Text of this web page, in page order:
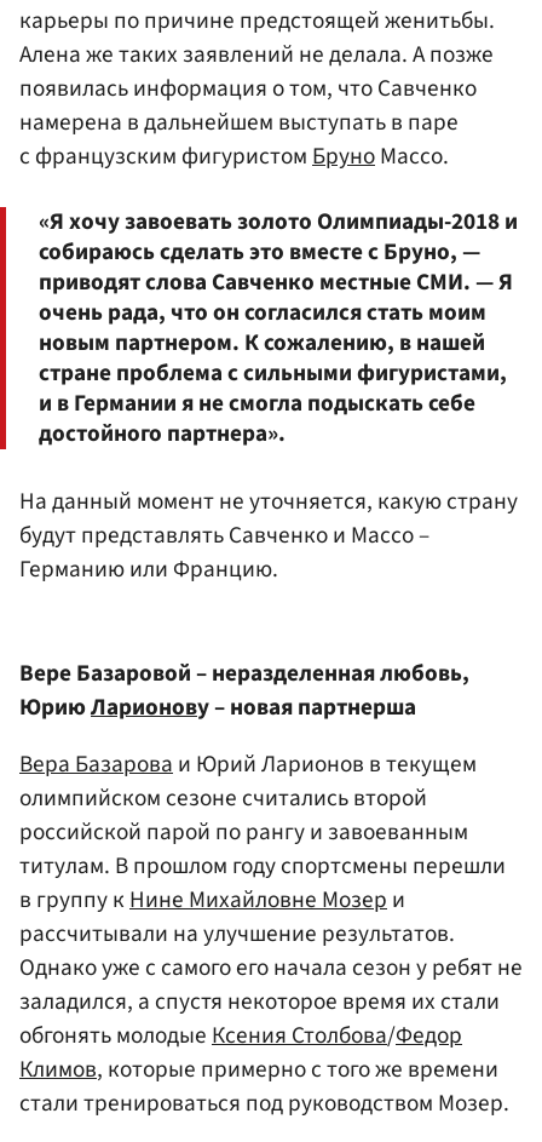
карьеры по причине предстоящей женитьбы.
Алена же таких заявлений не делала. А позже
появилась информация о том, что Савченко
намерена в дальнейшем выступать в паре
с французским фигуристомБруноМассо.
«Я хочу завоевать золото Олимпиады-2018 и
собираюсь сделать это вместе с Бруно, —
приводят слова Савченко местные СМИ. — Я
очень рада, что он согласился стать моим
новым партнером. К сожалению, в нашей
стране проблема с сильными фигуристами,
и в Германии я не смогла подыскать себе
достойного партнера».
На данный момент не уточняется, какую страну
будут представлять Савченко и Массо –
Германию или Францию.
Вере Базаровой – неразделенная любовь,
ЮриюЛарионову – новая партнерша
Вера Базароваи Юрий Ларионов в текущем
олимпийском сезоне считались второй
российской парой по рангу и завоеванным
титулам. В прошлом году спортсмены перешли
в группу кНине Михайловне Мозери
рассчитывали на улучшение результатов.
Однако уже с самого его начала сезон у ребят не
заладился, а спустя некоторое время их стали
обгонять молодыеКсения Столбова/Федор
Климов, которые примерно с того же времени
стали тренироваться под руководством Мозер.